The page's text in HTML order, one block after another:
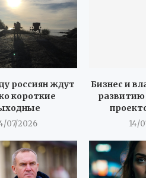
россиян ждут
короткие
07/2026
Бизнес и
14/